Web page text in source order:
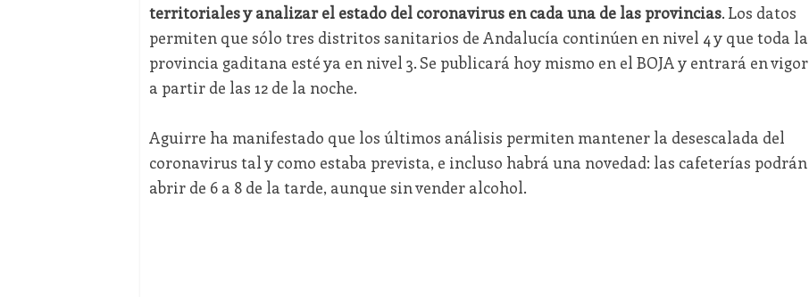
territoriales y analizar el estado del coronavirus en cada una de las provincias. Los datos
permiten que sólo tres distritos sanitarios de Andalucía continúen en nivel 4 y que toda la
provincia gaditana esté ya en nivel 3. Se publicará hoy mismo en el BOJA y entrará en vigor
a partir de las 12 de la noche.
Aguirre ha manifestado que los últimos análisis permiten mantener la desescalada del
coronavirus tal y como estaba prevista, e incluso habrá una novedad: las cafeterías podrán
abrir de 6 a 8 de la tarde, aunque sin vender alcohol.